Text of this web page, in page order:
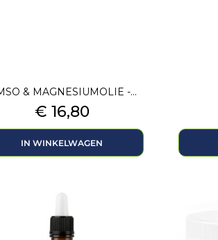
& MAGNESIUMOLIE -...
Prijs
€ 16,80
IN WINKELWAGEN